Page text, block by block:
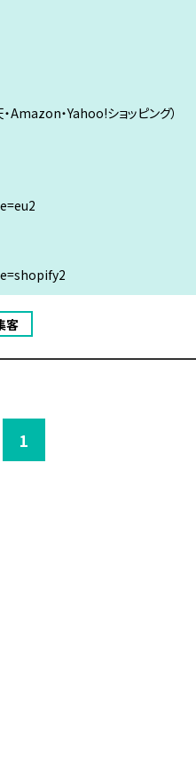
Amazon・Yahoo!ショッピング）
客
1